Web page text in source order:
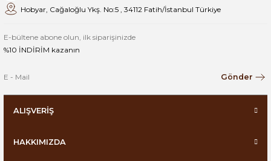
Hobyar, Cağaloğlu Ykş. No:5 , 34112 Fatih/İstanbul Türkiye
E-bültene abone olun, ilk siparişinizde
%10 İNDİRİM kazanın
Gönder
ALIŞVERİŞ
HAKKIMIZDA